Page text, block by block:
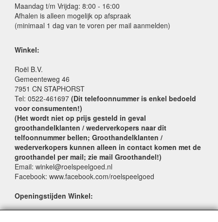
Maandag t/m Vrijdag: 8:00 - 16:00
Afhalen is alleen mogelijk op afspraak
(minimaal 1 dag van te voren per mail aanmelden)
Winkel:
Roël B.V.
Gemeenteweg 46
7951 CN STAPHORST
Tel: 0522-461697 (Dit telefoonnummer is enkel bedoeld
voor consumenten!)
(Het wordt niet op prijs gesteld in geval
groothandelklanten / wederverkopers naar dit
telfoonnummer bellen; Groothandelklanten /
wederverkopers kunnen alleen in contact komen met de
groothandel per mail; zie mail Groothandel!)
Email: winkel@roelspeelgoed.nl
Facebook: www.facebook.com/roelspeelgoed
Openingstijden Winkel: